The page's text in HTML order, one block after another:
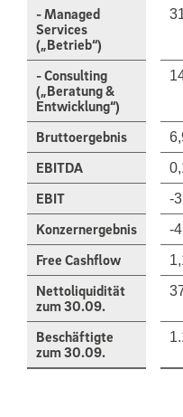
- Managed
Services
(„Betrieb“)
- Consulting
(„Beratung &
Entwicklung“)
Bruttoergebnis
EBITDA
EBIT -
Konzernergebnis -
Free Cashflow
Nettoliquidität
zum 30.09.
Beschäftigte
zum 30.09.